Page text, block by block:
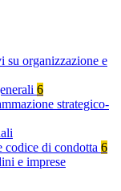
su organizzazione e
6
strategico-
codice di condotta 6
e imprese